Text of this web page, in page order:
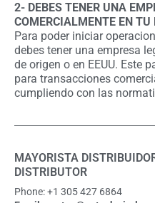
2- DEBES TENER UNA
COMERCIALMENTE EN TU
Para poder iniciar
debes tener una empresa
de origen o en EEUU. Este
para transacciones
cumpliendo con las
MAYORISTA
DISTRIBUTOR
Phone: +1 305 427 6864